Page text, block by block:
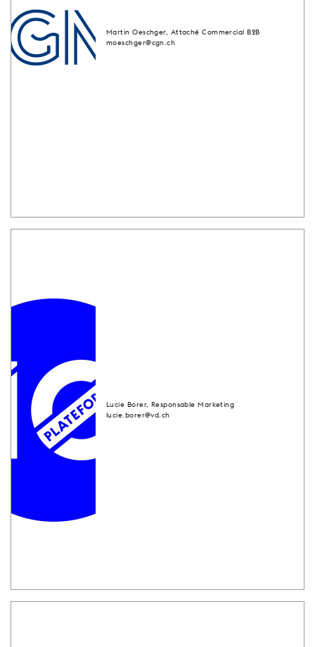
Martin Oeschger, Attaché Commercial B2B
moeschger@cgn.ch
Lucie Borer, Responsable Marketing
lucie.borer@vd.ch